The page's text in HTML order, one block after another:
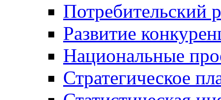
Потребительский
Развитие
Национальные
Стратегическое